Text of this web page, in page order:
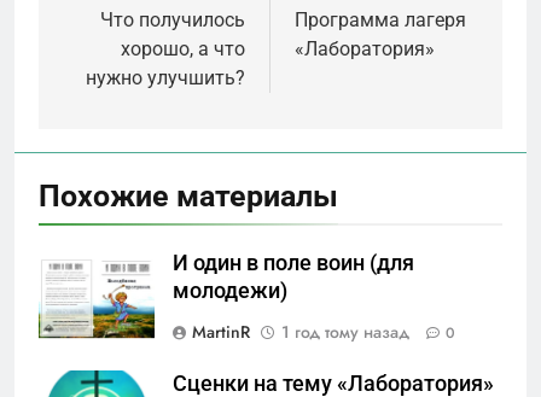
записям
Что получилось
хорошо, а что
нужно улучшить?
Программа лагеря
«Лаборатория»
Похожие материалы
И один в поле воин (для
молодежи)
MartinR
1 год тому назад 0
Сценки на тему «Лаборатория»